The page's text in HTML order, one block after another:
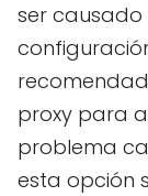
ser
proxy para
problema
esta opción